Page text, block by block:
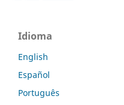
Idioma
English
Español
Português